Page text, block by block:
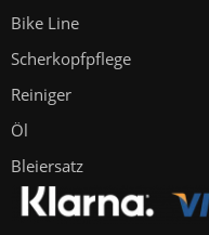
Bike Line
Scherkopfpflege
Reiniger
Öl
Bleiersatz